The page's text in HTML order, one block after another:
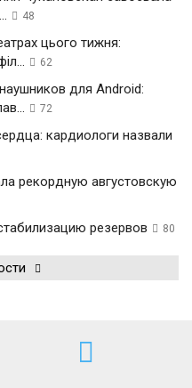
48
цього тижня:
62
для Android:
72
кардиологи назвали
рекордную августовскую
резервов 80